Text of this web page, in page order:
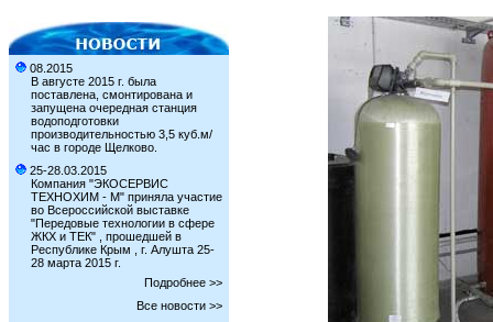
08.2015
В августе 2015 г. была
поставлена, смонтирована и
запущена очередная станция
водоподготовки
производительностью 3,5 куб.м/
час в городе Щелково.
25-28.03.2015
Компания "ЭКОСЕРВИС
ТЕХНОХИМ - М" приняла участие
во Всероссийской выставке
"Передовые технологии в сфере
ЖКХ и ТЕК" , прошедшей в
Республике Крым , г. Алушта 25-
28 марта 2015 г.
Подробнее >>
Все новости >>